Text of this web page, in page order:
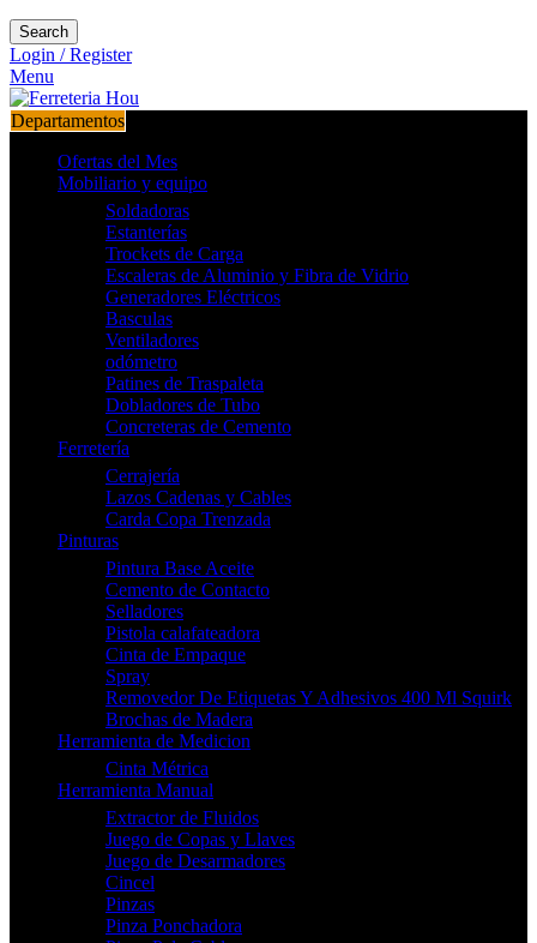
Search
Login / Register
Menu
Departamentos
Ofertas del Mes
Mobiliario y equipo
Soldadoras
Estanterías
Trockets de Carga
Escaleras de Aluminio y Fibra de Vidrio
Generadores Eléctricos
Basculas
Ventiladores
odómetro
Patines de Traspaleta
Dobladores de Tubo
Concreteras de Cemento
Ferretería
Cerrajería
Lazos Cadenas y Cables
Carda Copa Trenzada
Pinturas
Pintura Base Aceite
Cemento de Contacto
Selladores
Pistola calafateadora
Cinta de Empaque
Spray
Removedor De Etiquetas Y Adhesivos 400 Ml Squirk
Brochas de Madera
Herramienta de Medicion
Cinta Métrica
Herramienta Manual
Extractor de Fluidos
Juego de Copas y Llaves
Juego de Desarmadores
Cincel
Pinzas
Pinza Ponchadora